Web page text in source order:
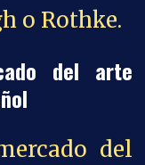
o Rothke.
del arte
del